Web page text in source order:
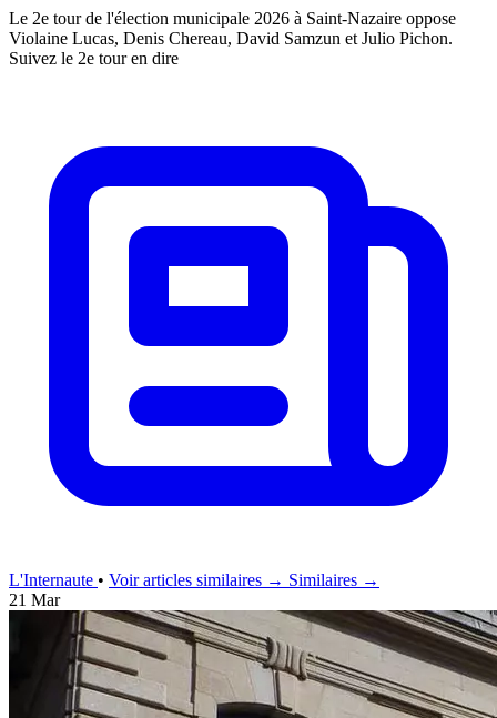
Le 2e tour de l'élection municipale 2026 à Saint-Nazaire oppose
Violaine Lucas, Denis Chereau, David Samzun et Julio Pichon.
Suivez le 2e tour en dire
L'Internaute • Voir articles similaires → Similaires →
21 Mar